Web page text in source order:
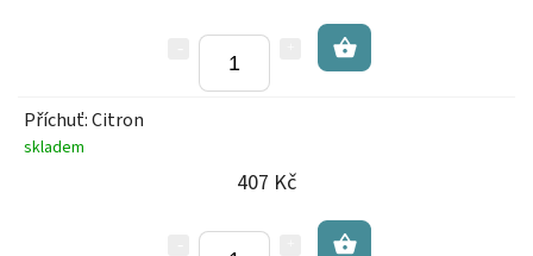
Příchuť: Citron
skladem
407 Kč